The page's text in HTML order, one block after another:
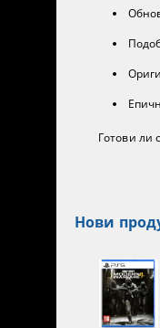
Готови ли
Нови